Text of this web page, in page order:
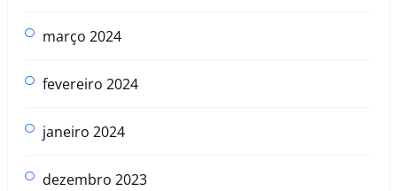
março 2024
fevereiro 2024
janeiro 2024
dezembro 2023